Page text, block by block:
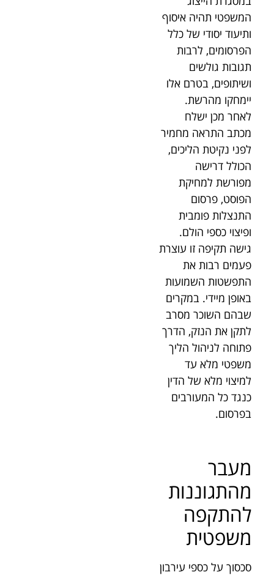
המשפטי תהיה איסוף
ותיעוד יסודי של כלל
הפרסומים, לרבות
תגובות גולשים
ושיתופים, בטרם אלו
יימחקו מהרשת.
לאחר מכן ישלח
מכתב התראה מחמיר
לפני נקיטת הליכים,
הכולל דרישה
מפורשת למחיקת
הפוסט, פרסום
התנצלות פומבית
ופיצוי כספי הולם.
גישה תקיפה זו עוצרת
פעמים רבות את
התפשטות השמועות
באופן מיידי. במקרים
שבהם השוכר מסרב
לתקן את הנזק, הדרך
פתוחה לניהול הליך
משפטי מלא עד
למיצוי מלא של הדין
כנגד כל המעורבים
בפרסום.
מעבר
מהתגוננות
להתקפה
משפטית
סכסוך על כספי עירבון